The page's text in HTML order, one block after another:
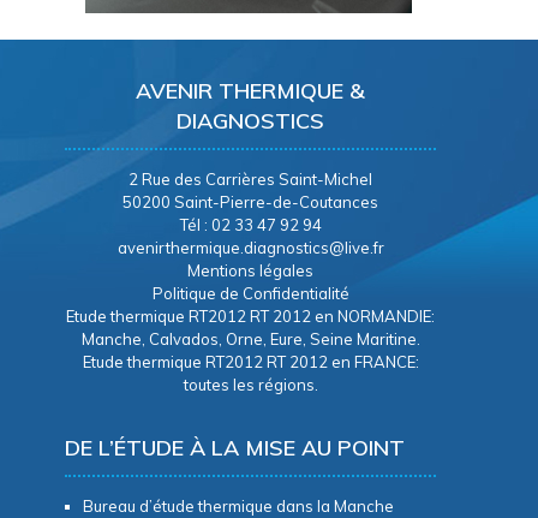
AVENIR THERMIQUE &
DIAGNOSTICS
2 Rue des Carrières Saint-Michel
50200 Saint-Pierre-de-Coutances
Tél : 02 33 47 92 94
avenirthermique.diagnostics@live.fr
Mentions légales
Politique de Confidentialité
Etude thermique RT2012 RT 2012 en NORMANDIE:
Manche, Calvados, Orne, Eure, Seine Maritine.
Etude thermique RT2012 RT 2012 en FRANCE:
toutes les régions.
DE L’ÉTUDE À LA MISE AU POINT
Bureau d’étude thermique dans la Manche